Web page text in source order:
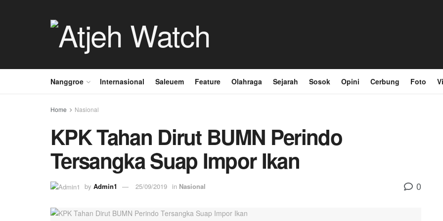
Nanggroe Internasional Saleuem Feature Olahraga Sejarah Sosok Opini Cerbung Foto
Home Nasional
KPK Tahan Dirut BUMN Perindo
Tersangka Suap Impor Ikan
by Admin1 25/09/2019 in Nasional 0